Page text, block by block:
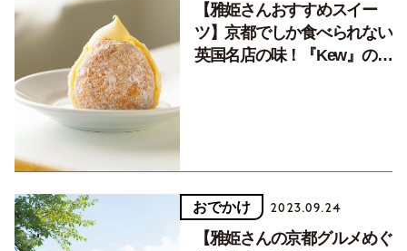
【雅姫さんおすすめスイー
ツ】京都でしか食べられない
英国名店の味！『Kew』のと
おでかけ 2023.09.24
【雅姫さんの京都グルメめぐ